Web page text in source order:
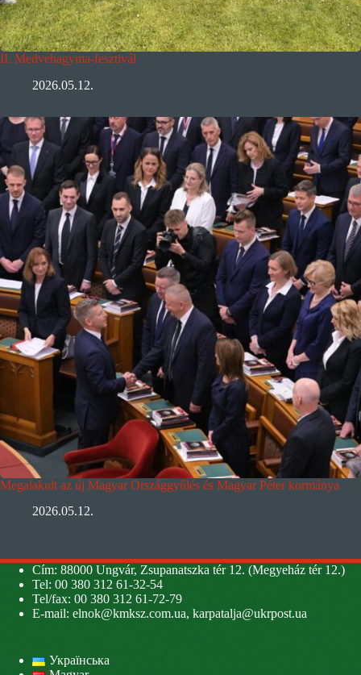
II. Medvehagyma-fesztivál
2026.05.12.
Megalakult az új Magyar Országgyűlés és Magyar Péter kormánya
2026.05.12.
Cím: 88000 Ungvár, Zsupanatszka tér 12. (Megyeház tér 12.)
Tel: 00 380 312 61-32-54
Tel/fax: 00 380 312 61-72-79
E-mail: elnok@kmksz.com.ua, karpatalja@ukrpost.ua
Українська